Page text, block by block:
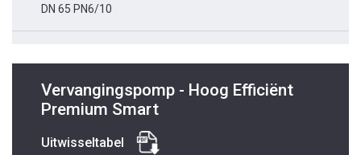
DN 65 PN6/10
Vervangingspomp - Hoog Efficiënt
Premium Smart
Uitwisseltabel